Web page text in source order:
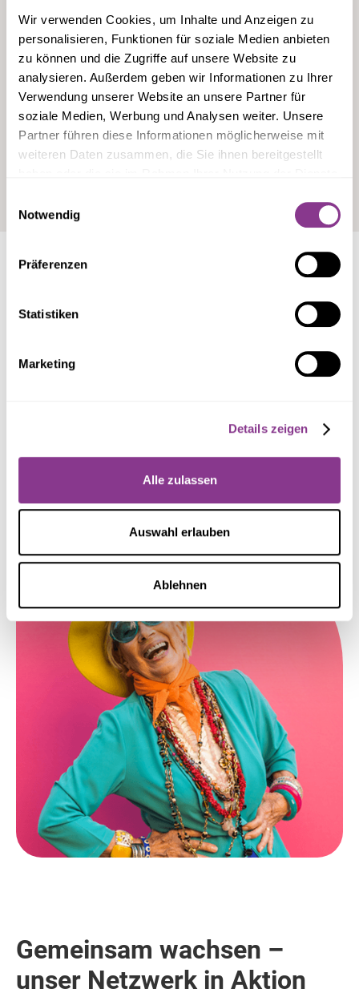
Wir verwenden Cookies, um Inhalte und Anzeigen zu
personalisieren, Funktionen für soziale Medien anbieten
zu können und die Zugriffe auf unsere Website zu
analysieren. Außerdem geben wir Informationen zu Ihrer
Verwendung unserer Website an unsere Partner für
soziale Medien, Werbung und Analysen weiter. Unsere
Partner führen diese Informationen möglicherweise mit
weiteren Daten zusammen, die Sie ihnen bereitgestellt
Notwendig
Präferenzen
Statistiken
Marketing
Details zeigen
Alle zulassen
Auswahl erlauben
Ablehnen
Kevin Kirchner
Ich bin für unsere Kunden da – von der
Terminvereinbarung über die Budgetplanung bis
hin zu allen Fragen rund um unsere Betreuung
unserem Newsletter an und
Neuigkeiten!
4,6 von 5 Sternen auf Google
Gemeinsam wachsen –
unser Netzwerk in Aktion